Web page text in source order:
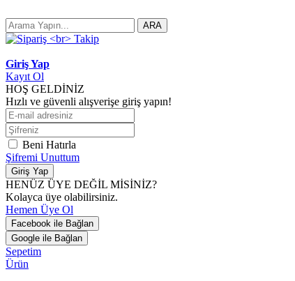
ARA
Giriş Yap
Kayıt Ol
HOŞ GELDİNİZ
Hızlı ve güvenli alışverişe giriş yapın!
Beni Hatırla
Şifremi Unuttum
Giriş Yap
HENÜZ ÜYE DEĞİL MİSİNİZ?
Kolayca üye olabilirsiniz.
Hemen Üye Ol
Facebook ile Bağlan
Google ile Bağlan
Sepetim
Ürün